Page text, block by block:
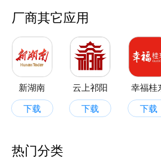
厂商其它应用
新湖南
下载
云上祁阳
下载
幸福桂
下载
热门分类